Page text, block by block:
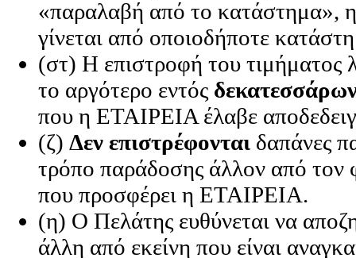
«παραλαβή από το κατάστημα»,
γίνεται από οποιοδήποτε
(στ) Η επιστροφή του τιμήματος
το αργότερο εντός
που η ΕΤΑΙΡΕΙΑ έλαβε
(ζ) Δεν επιστρέφονται δαπάνες
τρόπο παράδοσης άλλον από τον
που προσφέρει η ΕΤΑΙΡΕΙΑ.
(η) Ο Πελάτης ευθύνεται να
άλλη από εκείνη που είναι